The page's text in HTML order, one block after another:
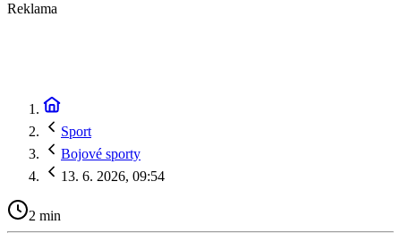
Reklama
Sport
Bojové sporty
13. 6. 2026, 09:54
2 min